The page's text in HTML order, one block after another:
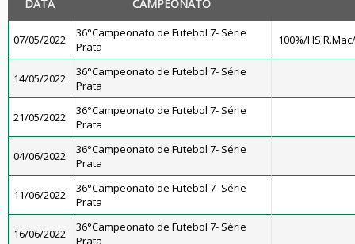
DATA CAMPEONATO
07/05/2022
36°Campeonato de Futebol 7- Série
Prata
100%/HS
14/05/2022
36°Campeonato de Futebol 7- Série
Prata
21/05/2022
36°Campeonato de Futebol 7- Série
Prata
04/06/2022
36°Campeonato de Futebol 7- Série
Prata
11/06/2022
36°Campeonato de Futebol 7- Série
Prata
16/06/2022
36°Campeonato de Futebol 7- Série
Prata